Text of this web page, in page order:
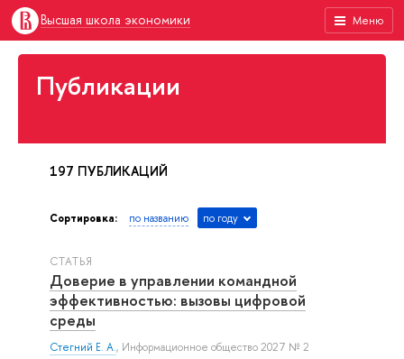
Меню
Высшая школа экономики
Публикации
197 ПУБЛИКАЦИЙ
Сортировка: по названию по году
СТАТЬЯ
Доверие в управлении командной
эффективностью: вызовы цифровой
среды
Стегний Е. А., Информационное общество 2027 № 2